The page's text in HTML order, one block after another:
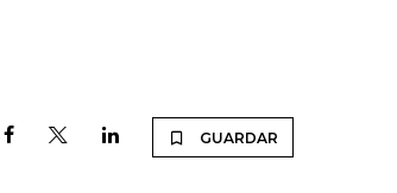
GUARDAR